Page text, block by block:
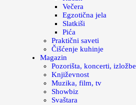
Večera
Egzotična jela
Slatkiši
Pića
Praktični saveti
Čišćenje kuhinje
Magazin
Pozorišta, koncerti, izložbe
Književnost
Muzika, film, tv
Showbiz
Svaštara